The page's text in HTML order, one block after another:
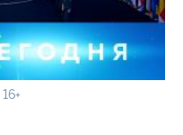
16+